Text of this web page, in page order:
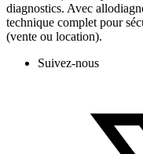
diagnostics. Avec
technique complet pour
(vente ou location).
Suivez-nous